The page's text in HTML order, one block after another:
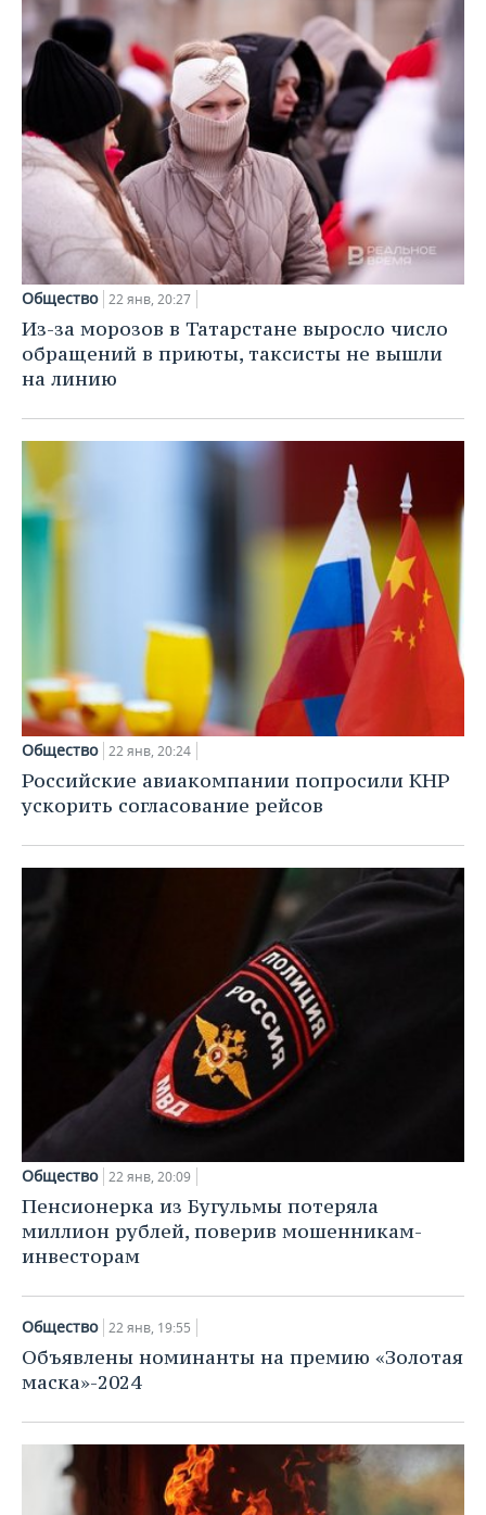
Общество 22 янв, 20:27
Из-за морозов в Татарстане выросло число
обращений в приюты, таксисты не вышли
на линию
Общество 22 янв, 20:24
Российские авиакомпании попросили КНР
ускорить согласование рейсов
Общество 22 янв, 20:09
Пенсионерка из Бугульмы потеряла
миллион рублей, поверив мошенникам-
инвесторам
Общество 22 янв, 19:55
Объявлены номинанты на премию «Золотая
маска»-2024